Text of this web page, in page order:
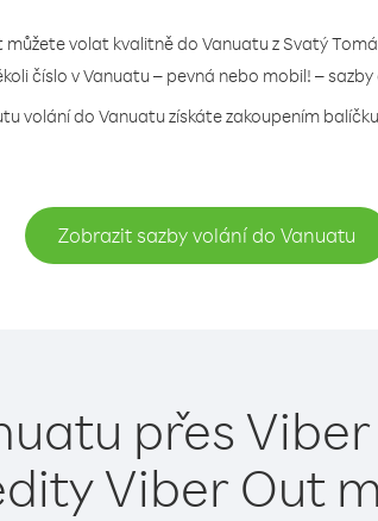
můžete volat kvalitně do Vanuatu z Svatý
číslo v Vanuatu – pevná nebo mobil! – sazby
volání do Vanuatu získáte zakoupením
Zobrazit sazby volání do Vanuatu
přes
Viber Out